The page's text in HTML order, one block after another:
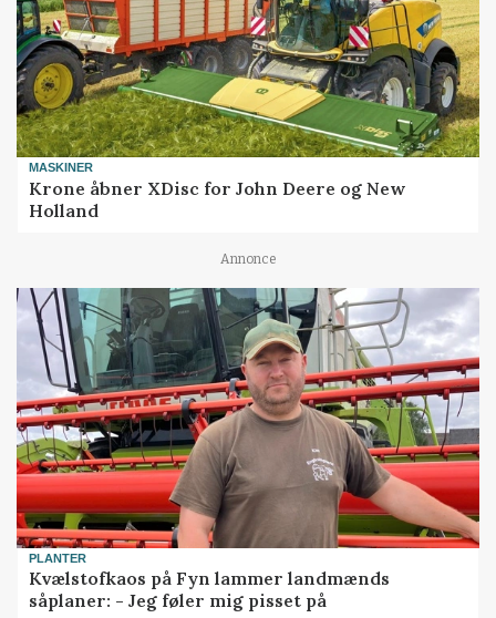
MASKINER
Krone åbner XDisc for John Deere og New
Holland
Annonce
PLANTER
Kvælstofkaos på Fyn lammer landmænds
såplaner: - Jeg føler mig pisset på